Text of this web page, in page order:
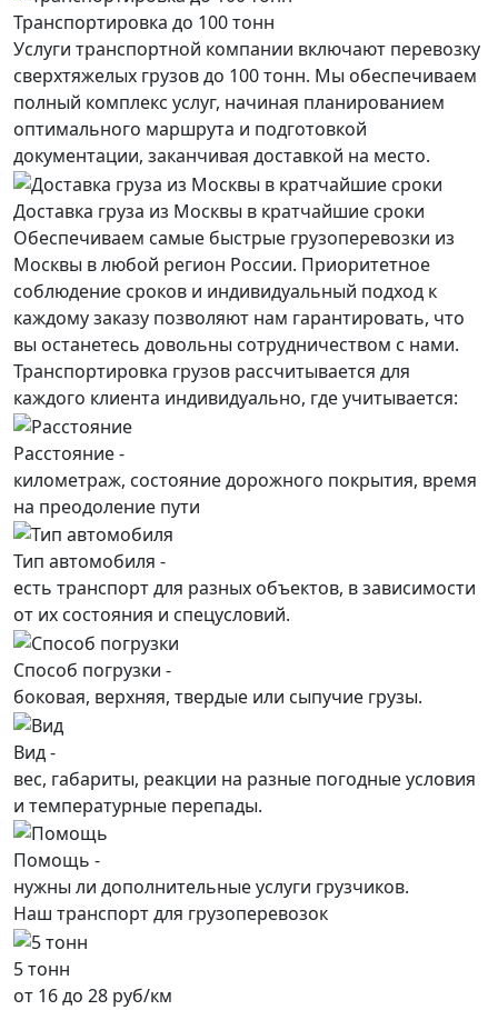
Транспортировка до 100 тонн
Услуги транспортной компании включают перевозку
сверхтяжелых грузов до 100 тонн. Мы обеспечиваем
полный комплекс услуг, начиная планированием
оптимального маршрута и подготовкой
документации, заканчивая доставкой на место.
Доставка груза из Москвы в кратчайшие сроки
Обеспечиваем самые быстрые грузоперевозки из
Москвы в любой регион России. Приоритетное
соблюдение сроков и индивидуальный подход к
каждому заказу позволяют нам гарантировать, что
вы останетесь довольны сотрудничеством с нами.
Транспортировка грузов рассчитывается для
каждого клиента индивидуально, где учитывается:
Расстояние -
километраж, состояние дорожного покрытия, время
на преодоление пути
Тип автомобиля -
есть транспорт для разных объектов, в зависимости
от их состояния и спецусловий.
Способ погрузки -
боковая, верхняя, твердые или сыпучие грузы.
Вид -
вес, габариты, реакции на разные погодные условия
и температурные перепады.
Помощь -
нужны ли дополнительные услуги грузчиков.
Наш транспорт для грузоперевозок
5 тонн
от 16 до 28 руб/км